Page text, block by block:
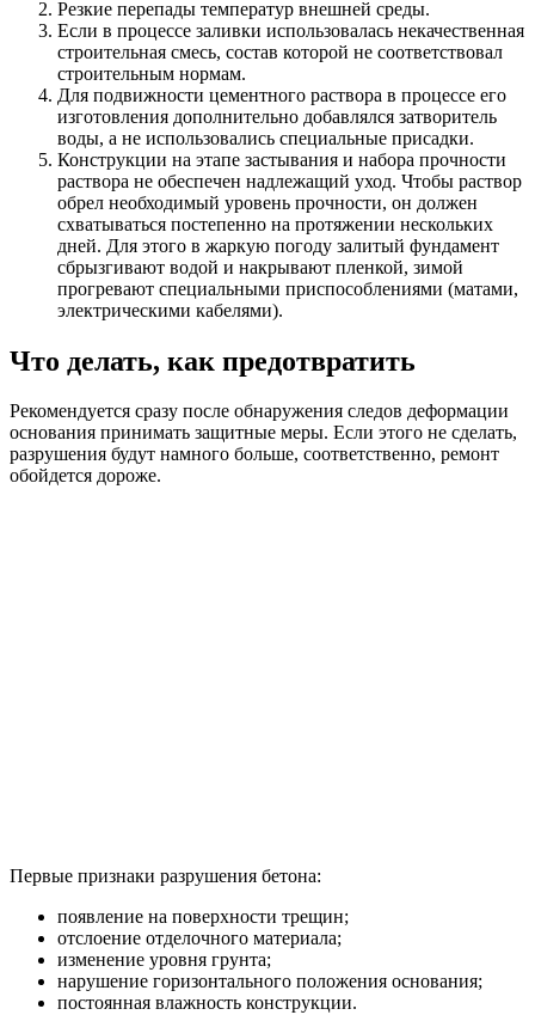
Резкие перепады температур внешней среды.
Если в процессе заливки использовалась некачественная
строительная смесь, состав которой не соответствовал
строительным нормам.
Для подвижности цементного раствора в процессе его
изготовления дополнительно добавлялся затворитель
воды, а не использовались специальные присадки.
Конструкции на этапе застывания и набора прочности
раствора не обеспечен надлежащий уход. Чтобы раствор
обрел необходимый уровень прочности, он должен
схватываться постепенно на протяжении нескольких
дней. Для этого в жаркую погоду залитый фундамент
сбрызгивают водой и накрывают пленкой, зимой
прогревают специальными приспособлениями (матами,
электрическими кабелями).
Что делать, как предотвратить
Рекомендуется сразу после обнаружения следов деформации
основания принимать защитные меры. Если этого не сделать,
разрушения будут намного больше, соответственно, ремонт
обойдется дороже.
Первые признаки разрушения бетона:
появление на поверхности трещин;
отслоение отделочного материала;
изменение уровня грунта;
нарушение горизонтального положения основания;
постоянная влажность конструкции.